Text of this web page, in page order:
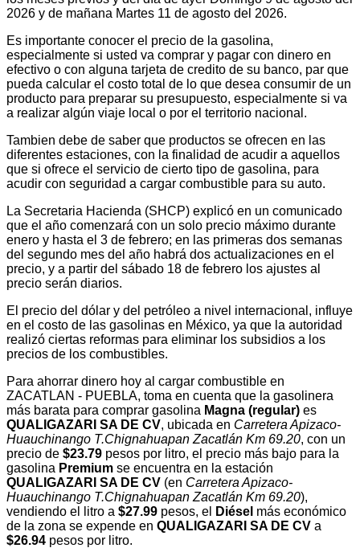
2026 y de mañana Martes 11 de agosto del 2026.
Es importante conocer el precio de la gasolina,
especialmente si usted va comprar y pagar con dinero en
efectivo o con alguna tarjeta de credito de su banco, par que
pueda calcular el costo total de lo que desea consumir de un
producto para preparar su presupuesto, especialmente si va
a realizar algún viaje local o por el territorio nacional.
Tambien debe de saber que productos se ofrecen en las
diferentes estaciones, con la finalidad de acudir a aquellos
que si ofrece el servicio de cierto tipo de gasolina, para
acudir con seguridad a cargar combustible para su auto.
La Secretaria Hacienda (SHCP) explicó en un comunicado
que el año comenzará con un solo precio máximo durante
enero y hasta el 3 de febrero; en las primeras dos semanas
del segundo mes del año habrá dos actualizaciones en el
precio, y a partir del sábado 18 de febrero los ajustes al
precio serán diarios.
El precio del dólar y del petróleo a nivel internacional, influye
en el costo de las gasolinas en México, ya que la autoridad
realizó ciertas reformas para eliminar los subsidios a los
precios de los combustibles.
Para ahorrar dinero hoy al cargar combustible en
ZACATLAN - PUEBLA, toma en cuenta que la gasolinera
más barata para comprar gasolina Magna (regular) es
QUALIGAZARI SA DE CV, ubicada en Carretera Apizaco-
Huauchinango T.Chignahuapan Zacatlán Km 69.20, con un
precio de $23.79 pesos por litro, el precio más bajo para la
gasolina Premium se encuentra en la estación
QUALIGAZARI SA DE CV (en Carretera Apizaco-
Huauchinango T.Chignahuapan Zacatlán Km 69.20),
vendiendo el litro a $27.99 pesos, el Diésel más económico
de la zona se expende en QUALIGAZARI SA DE CV a
$26.94 pesos por litro.